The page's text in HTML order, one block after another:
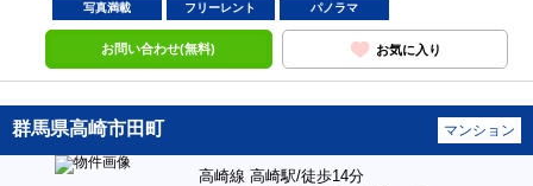
写真満載 フリーレント パノラマ
お問い合わせ(無料) お気に入り
群馬県高崎市田町 マンション
高崎線 高崎駅/徒歩14分